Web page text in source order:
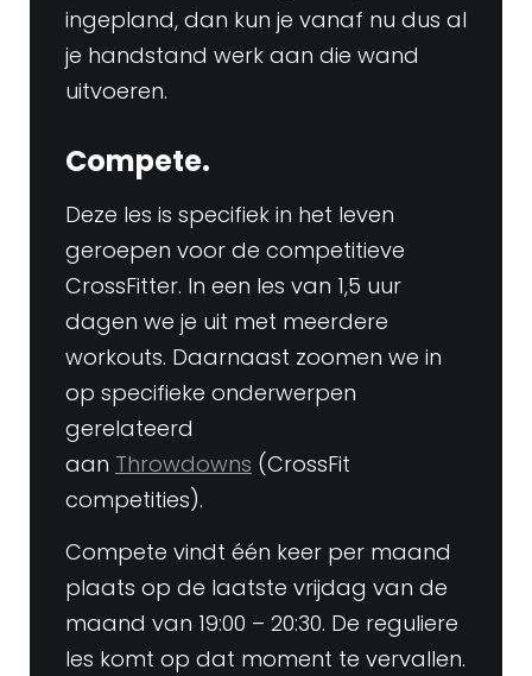
ingepland, dan kun je vanaf nu dus al
je handstand werk aan die wand
uitvoeren.
Compete.
Deze les is specifiek in het leven
geroepen voor de competitieve
CrossFitter. In een les van 1,5 uur
dagen we je uit met meerdere
workouts. Daarnaast zoomen we in
op specifieke onderwerpen
gerelateerd
aan Throwdowns (CrossFit
competities).
Compete vindt één keer per maand
plaats op de laatste vrijdag van de
maand van 19:00 – 20:30. De reguliere
les komt op dat moment te vervallen.